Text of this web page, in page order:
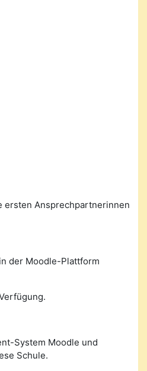
ersten Ansprechpartnerinnen
der Moodle-Plattform
System Moodle und
Schule.